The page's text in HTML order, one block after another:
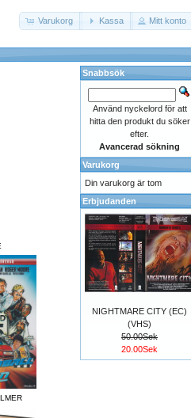
Varukorg Kassa Mitt konto
Snabbsök
Använd nyckelord för att
hitta den produkt du söker
efter.
Avancerad sökning
Varukorg
Din varukorg är tom
Erbjudanden
NIGHTMARE CITY (EC)
(VHS)
50.00Sek
20.00Sek